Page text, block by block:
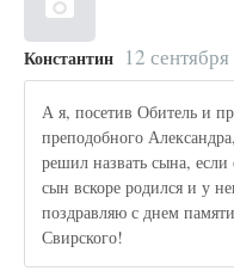
Константин 12
А я, посетив Обитель и
преподобного
решил назвать сына,
сын вскоре родился и у
поздравляю с днем
Свирского!